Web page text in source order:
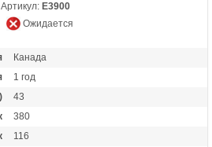
Артикул: E3900
Ожидается
Канада
1 год
43
380
116